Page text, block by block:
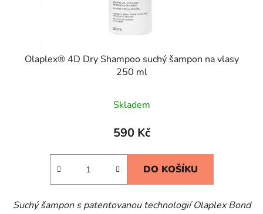
Olaplex® 4D Dry Shampoo suchý šampon na vlasy
250 ml
Skladem
590 Kč
DO KOŠÍKU
Suchý šampon s patentovanou technologií Olaplex Bond